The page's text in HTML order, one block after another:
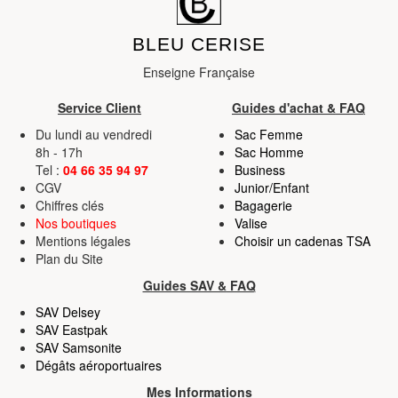
BLEU CERISE
Enseigne Française
Service Client
Guides d'achat & FAQ
Du lundi au vendredi
8h - 17h
Tel : 04 66 35 94 97
CGV
Chiffres clés
Nos boutiques
Mentions légales
Plan du Site
Sac Femme
Sac Homme
Business
Junior/Enfant
Bagagerie
Valise
Choisir un cadenas TSA
Guides SAV & FAQ
SAV Delsey
SAV Eastpak
SAV Samsonite
Dégâts aéroportuaires
Mes Informations